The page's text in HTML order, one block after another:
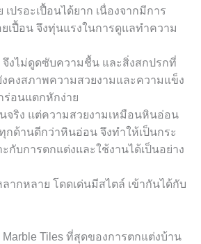
เปรอะเปื้อนได้ยาก เนื่องจากมีการ
เปื้อน จึงทุ่นแรงในการดูแลทำความ
จึงไม่ดูดซับความชื้น และสิ่งสกปรกที่
งคงสภาพความสวยงามและความแข็ง
ร่อนแตกหักง่าย
จริง แต่ความสวยงามเหมือนหินอ่อน
ด้านดีกว่าหินอ่อน จึงทำให้เป็นกระ
ะกับการตกแต่งและใช้งานได้เป็นอย่าง
ากหลาย โดดเด่นมีสไตล์ เข้ากันได้กับ